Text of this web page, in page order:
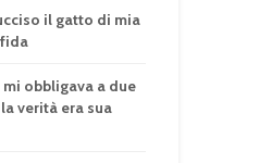
il gatto di mia
obbligava a due
verità era sua